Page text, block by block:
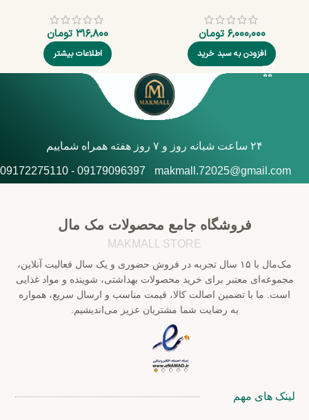
۶,۰۰۰,۰۰۰ تومان
افزودن به سبد خرید
۳۱۶,۸۰۰ تومان
اطلاعات بیشتر
۲۴ ساعت شبانه روز و ۷ روز هفته همراه شماییم
makmall.72025@gmail.com
09179096397 - 09172275110
فروشگاه جامع محصولات مک مال
MAKMALL STORE
مک‌مال با ۱۵ سال تجربه در فروش حضوری و یک سال فعالیت آنلاین،
مجموعه‌ای معتبر برای خرید محصولات بهداشتی، شوینده و مواد غذایی
است. ما با تضمین اصالت کالا، قیمت مناسب و ارسال سریع، همواره
به رضایت شما مشتریان عزیز می‌اندیشیم.
لینک های مهم